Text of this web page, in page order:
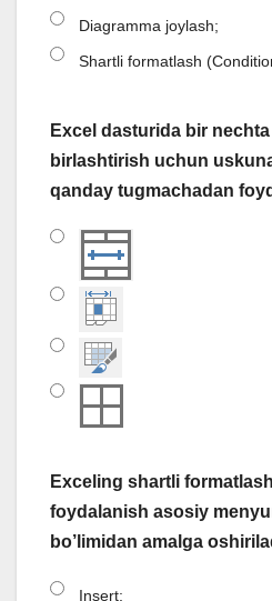
Diagramma joylash;
Shartli formatlash
Excel dasturida bir
birlashtirish uchun
qanday tugmachadan
Exceling shartli
foydalanish asosiy
bo’limidan amalga
Insert;